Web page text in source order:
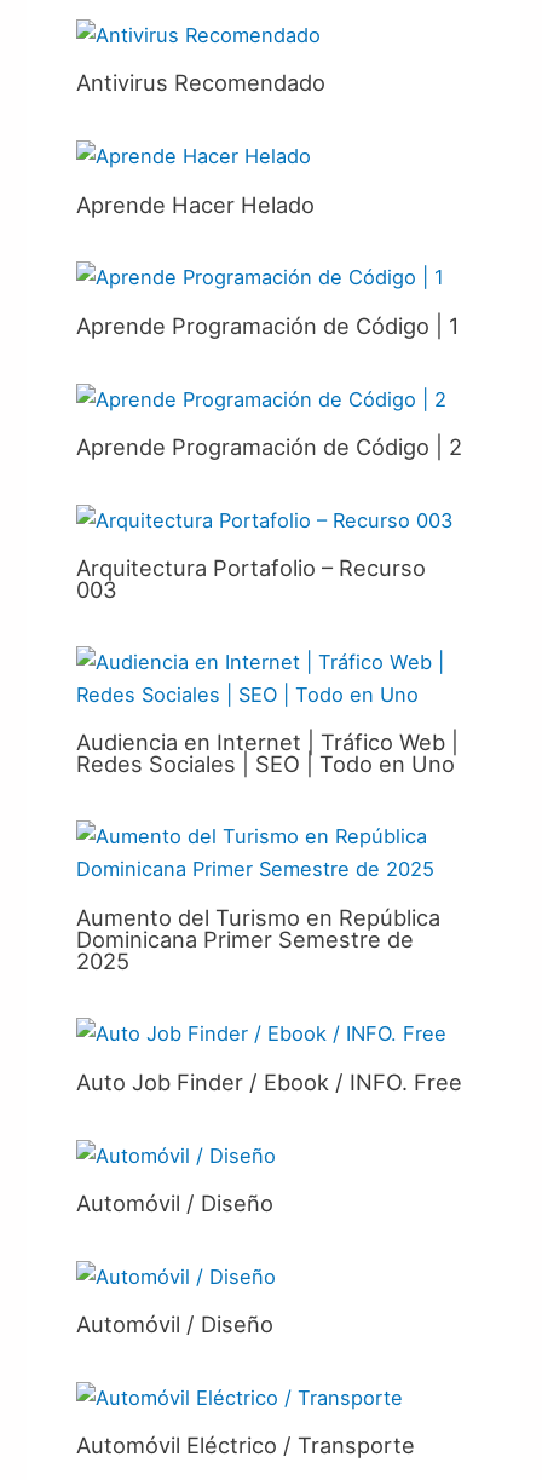
Antivirus Recomendado
Aprende Hacer Helado
Aprende Programación de Código | 1
Aprende Programación de Código | 2
Arquitectura Portafolio – Recurso
003
Audiencia en Internet | Tráfico Web |
Redes Sociales | SEO | Todo en Uno
Aumento del Turismo en República
Dominicana Primer Semestre de
2025
Auto Job Finder / Ebook / INFO. Free
Automóvil / Diseño
Automóvil / Diseño
Automóvil Eléctrico / Transporte